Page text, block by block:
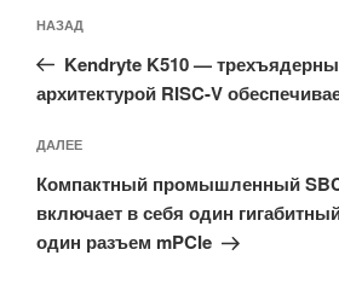
по
записям
Предыдущая
запись:
НАЗАД
Kendryte K510 —
архитектурой RISC-V
Следующая
запись
ДАЛЕЕ
Компактный промышленный SBC
включает в себя один
один разъем mPCIe